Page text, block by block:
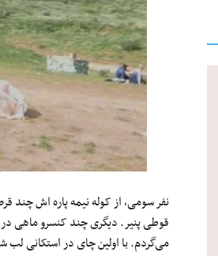
نفر سومی، از کوله نیمه پاره اش چند
قوطی پنیر. دیگری چند کنسرو ماهی در
می‌گردم. با اولین چای در استکانی لب